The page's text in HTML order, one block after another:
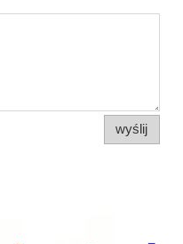
wyślij